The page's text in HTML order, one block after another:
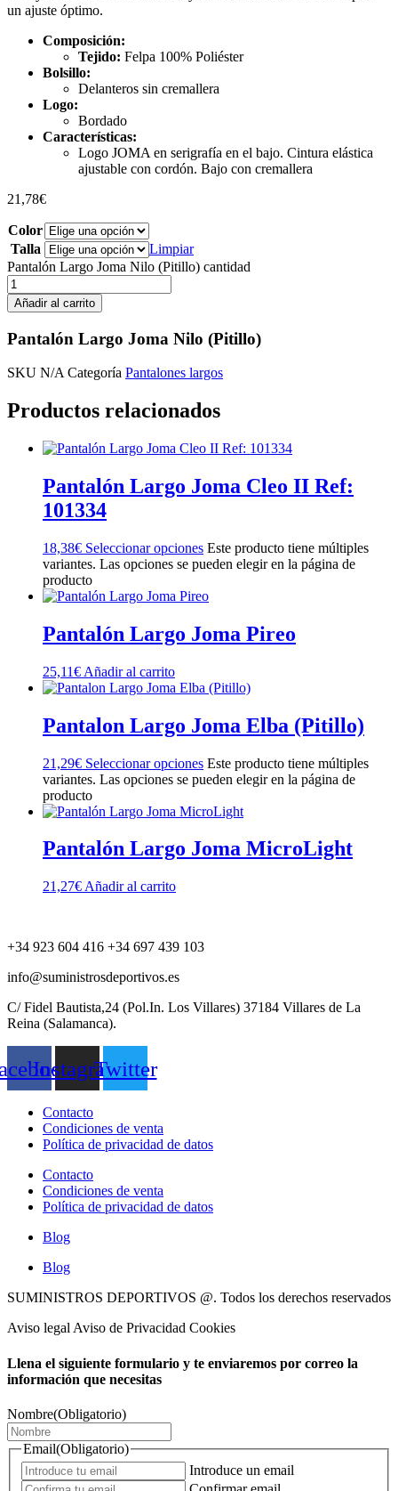
un ajuste óptimo.
Composición:
Tejido: Felpa 100% Poliéster
Bolsillo:
Delanteros sin cremallera
Logo:
Bordado
Características:
Logo JOMA en serigrafía en el bajo. Cintura elástica
ajustable con cordón. Bajo con cremallera
21,78€
Color
Talla
Limpiar
Pantalón Largo Joma Nilo (Pitillo) cantidad
Añadir al carrito
Pantalón Largo Joma Nilo (Pitillo)
SKU N/A Categoría Pantalones largos
Productos relacionados
Pantalón Largo Joma Cleo II Ref:
101334
18,38€ Seleccionar opciones Este producto tiene múltiples
variantes. Las opciones se pueden elegir en la página de
producto
Pantalón Largo Joma Pireo
25,11€ Añadir al carrito
Pantalon Largo Joma Elba (Pitillo)
21,29€ Seleccionar opciones Este producto tiene múltiples
variantes. Las opciones se pueden elegir en la página de
producto
Pantalón Largo Joma MicroLight
21,27€ Añadir al carrito
+34 923 604 416 +34 697 439 103
info@suministrosdeportivos.es
C/ Fidel Bautista,24 (Pol.In. Los Villares) 37184 Villares de La
Reina (Salamanca).
InstagramTwitter
Contacto
Condiciones de venta
Política de privacidad de datos
Contacto
Condiciones de venta
Política de privacidad de datos
Blog
Blog
SUMINISTROS DEPORTIVOS @. Todos los derechos reservados
Aviso legal Aviso de Privacidad Cookies
Llena el siguiente formulario y te enviaremos por correo la
información que necesitas
Nombre(Obligatorio)
Email(Obligatorio)
Introduce un email